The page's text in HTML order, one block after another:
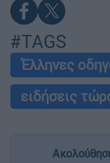
#TAGS
Έλληνες
ειδήσεις